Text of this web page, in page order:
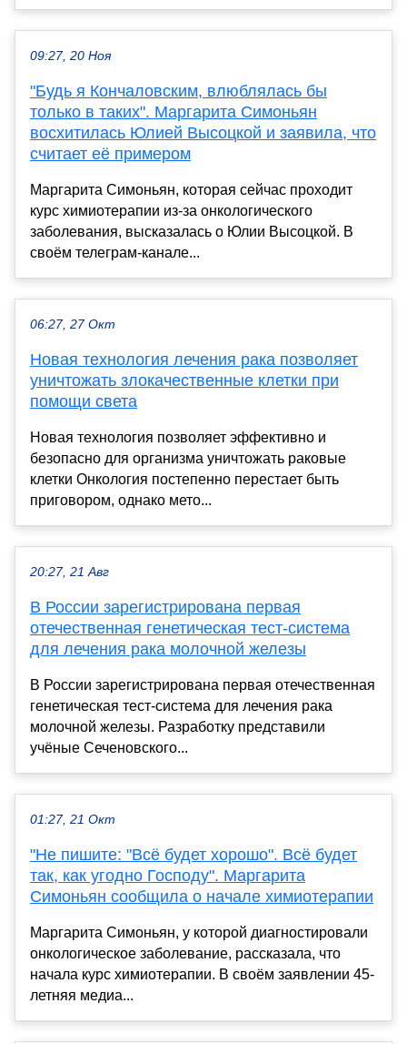
09:27, 20 Ноя
"Будь я Кончаловским, влюблялась бы
только в таких". Маргарита Симоньян
восхитилась Юлией Высоцкой и заявила, что
считает её примером
Маргарита Симоньян, которая сейчас проходит
курс химиотерапии из-за онкологического
заболевания, высказалась о Юлии Высоцкой. В
своём телеграм-канале...
06:27, 27 Окт
Новая технология лечения рака позволяет
уничтожать злокачественные клетки при
помощи света
Новая технология позволяет эффективно и
безопасно для организма уничтожать раковые
клетки Онкология постепенно перестает быть
приговором, однако мето...
20:27, 21 Авг
В России зарегистрирована первая
отечественная генетическая тест-система
для лечения рака молочной железы
В России зарегистрирована первая отечественная
генетическая тест-система для лечения рака
молочной железы. Разработку представили
учёные Сеченовского...
01:27, 21 Окт
"Не пишите: "Всё будет хорошо". Всё будет
так, как угодно Господу". Маргарита
Симоньян сообщила о начале химиотерапии
Маргарита Симоньян, у которой диагностировали
онкологическое заболевание, рассказала, что
начала курс химиотерапии. В своём заявлении 45-
летняя медиа...